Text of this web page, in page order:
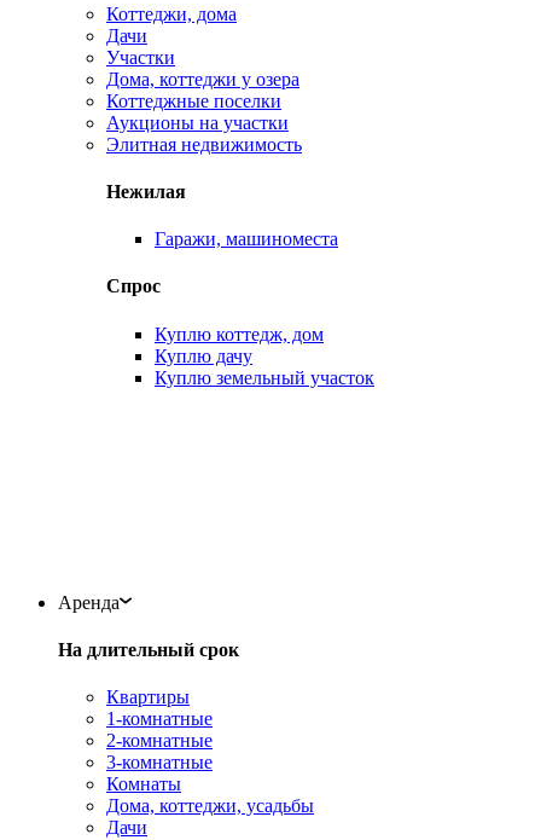
Коттеджи, дома
Дачи
Участки
Дома, коттеджи у озера
Коттеджные поселки
Аукционы на участки
Элитная недвижимость
Нежилая
Гаражи, машиноместа
Спрос
Куплю коттедж, дом
Куплю дачу
Куплю земельный участок
Аренда
На длительный срок
Квартиры
1-комнатные
2-комнатные
3-комнатные
Комнаты
Дома, коттеджи, усадьбы
Дачи